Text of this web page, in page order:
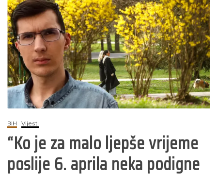
BiH Vijesti
“Ko je za malo ljepše vrijeme
poslije 6. aprila neka podigne